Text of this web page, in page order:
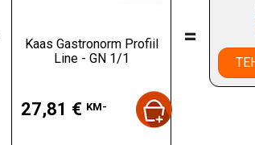
Kaas Gastronorm Profiil
Line - GN 1/1
27,81 € KM-
=